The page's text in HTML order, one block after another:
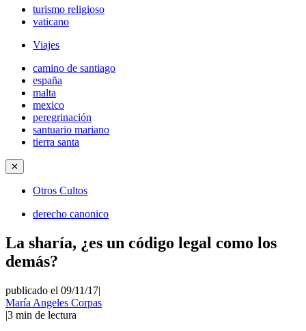
turismo religioso
vaticano
Viajes
camino de santiago
españa
malta
mexico
peregrinación
santuario mariano
tierra santa
✕
Otros Cultos
derecho canonico
La sharía, ¿es un código legal como los
demás?
publicado el 09/11/17|
María Angeles Corpas
|3 min de lectura